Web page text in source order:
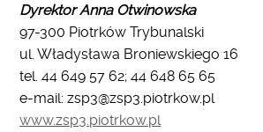
Dyrektor Anna Otwinowska
97-300 Piotrków Trybunalski
ul. Władysława Broniewskiego 16
tel. 44 649 57 62; 44 648 65 65
e-mail: zsp3@zsp3.piotrkow.pl
www.zsp3.piotrkow.pl